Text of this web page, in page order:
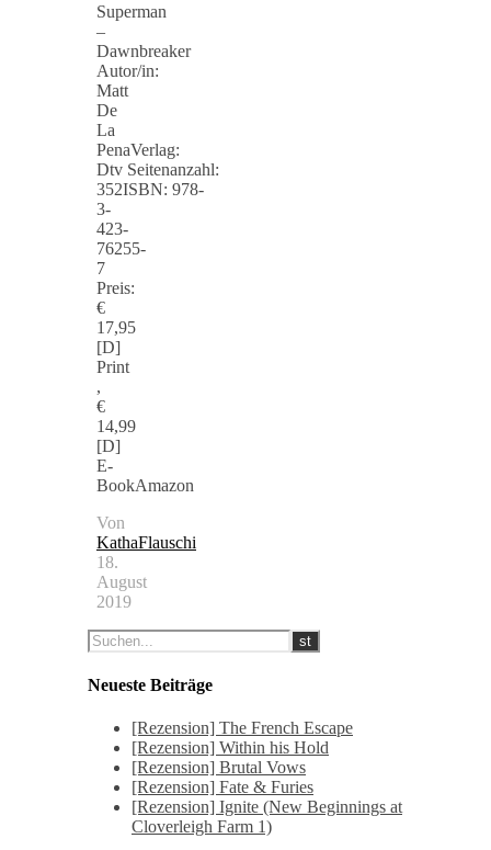
Superman
–
Dawnbreaker
Autor/in:
Matt
De
La
PenaVerlag:
Dtv Seitenanzahl:
352ISBN: 978-
3-
423-
76255-
7
Preis:
€
17,95
[D]
Print
,
€
14,99
[D]
E-
BookAmazon
Von
KathaFlauschi
18.
August
2019
Neueste Beiträge
[Rezension] The French Escape
[Rezension] Within his Hold
[Rezension] Brutal Vows
[Rezension] Fate & Furies
[Rezension] Ignite (New Beginnings at
Cloverleigh Farm 1)